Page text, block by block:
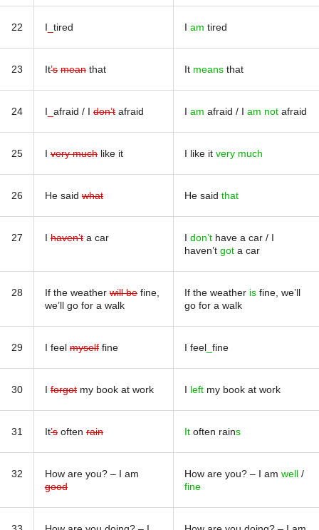
22 I tired I am tired
23 It’s mean that It means that
24 I afraid / I don’t afraid I am afraid / I am not afraid
25 I very much like it I like it very much
26 He said what He said that
27 I haven’t a car I don’t have a car / I
haven’t got a car
28 If the weather will be fine,
we’ll go for a walk
If the weather is fine, we’ll
go for a walk
29 I feel myself fine I feel fine
30 I forgot my book at work I left my book at work
31 It’s often rain It often rains
32
How are you? – I am
good
How are you? – I am well /
fine